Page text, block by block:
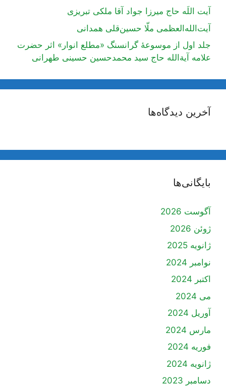
آیت اللَه حاج میرزا جواد آقا ملکی تبریزی
آیت‌الله‌العظمی ملّا حسین‌قلی همدانی
جلد اول از موسوعۀ گرانسنگ «مطلع انوار» اثر حضرت
علامه آیة‌الله حاج سید محمدحسین حسینی طهرانی
آخرین دیدگاه‌ها
بایگانی‌ها
آگوست 2026
ژوئن 2026
ژانویه 2025
نوامبر 2024
اکتبر 2024
می 2024
آوریل 2024
مارس 2024
فوریه 2024
ژانویه 2024
دسامبر 2023